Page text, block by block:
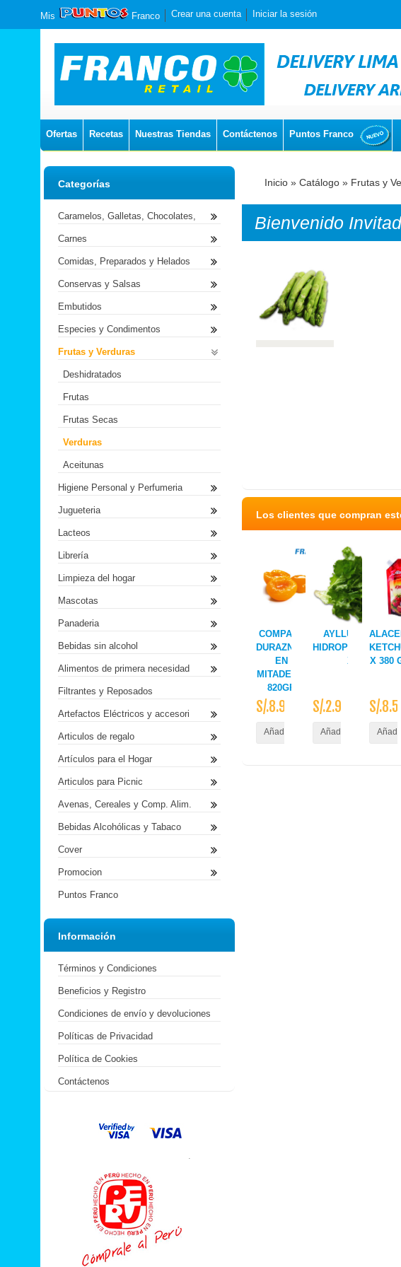
Mis Franco Crear una cuenta Iniciar la sesión
Ofertas Recetas Nuestras Tiendas Contáctenos Puntos Franco
Inicio » Catálogo » Frutas y
Bienvenido
Los clientes que compran
COMPASS
DURAZNOS
EN
MITADES X
820GR
S/.8.90
Añadir al Carrito
AYLLU LECHUGA
XUND.
S/.2.90
Añadir al Carrito
X 380
S/.8.50
Categorías
Caramelos, Galletas, Chocolates,
Carnes
Comidas, Preparados y Helados
Conservas y Salsas
Embutidos
Especies y Condimentos
Frutas y Verduras
Deshidratados
Frutas
Frutas Secas
Verduras
Aceitunas
Higiene Personal y Perfumeria
Jugueteria
Lacteos
Librería
Limpieza del hogar
Mascotas
Panaderia
Bebidas sin alcohol
Alimentos de primera necesidad
Filtrantes y Reposados
Artefactos Eléctricos y accesori
Articulos de regalo
Artículos para el Hogar
Articulos para Picnic
Avenas, Cereales y Comp. Alim.
Bebidas Alcohólicas y Tabaco
Cover
Promocion
Puntos Franco
Información
Términos y Condiciones
Beneficios y Registro
Condiciones de envío y devoluciones
Políticas de Privacidad
Política de Cookies
Contáctenos
.